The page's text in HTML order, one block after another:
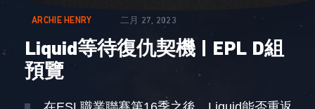
ARCHIE HENRY 二月 27, 2023
Liquid等待復仇契機 | EPL D組
預覽